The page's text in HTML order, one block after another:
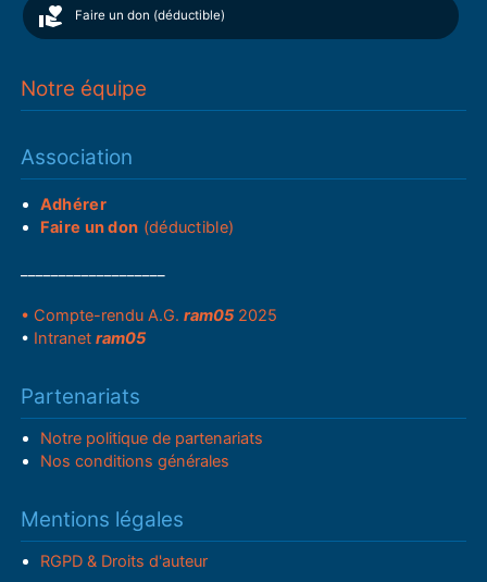
Faire un don (déductible)
Notre équipe
Association
Adhérer
Faire un don (déductible)
• Compte-rendu A.G.ram05 2025
• Intranetram05
Partenariats
Notre politique de partenariats
Nos conditions générales
Mentions légales
RGPD & Droits d'auteur